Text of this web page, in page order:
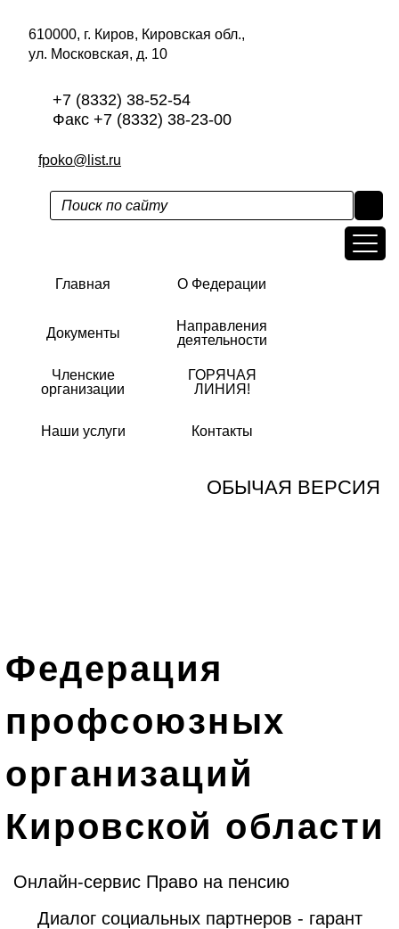
610000, г. Киров, Кировская обл.,
ул. Московская, д. 10
+7 (8332) 38-52-54
Факс +7 (8332) 38-23-00
fpoko@list.ru
Главная О Федерации
Документы
Направления
деятельности
Членские
организации
ГОРЯЧАЯ
ЛИНИЯ!
Наши услуги Контакты
ОБЫЧАЯ ВЕРСИЯ
Федерация
профсоюзных
организаций
Кировской области
Онлайн-сервис Право на пенсию
Диалог социальных партнеров - гарант